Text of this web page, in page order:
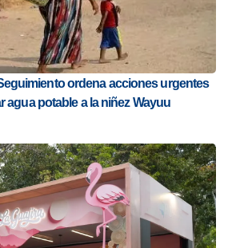
ordena acciones urgentes
agua potable a la niñez Wayuu